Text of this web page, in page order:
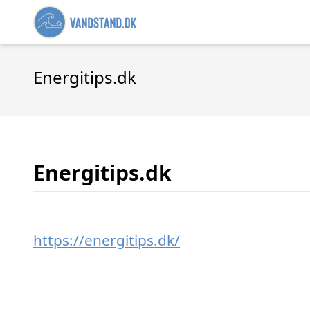
Energitips.dk
Energitips.dk
https://energitips.dk/